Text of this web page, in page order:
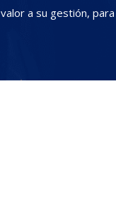
valor a su gestión,